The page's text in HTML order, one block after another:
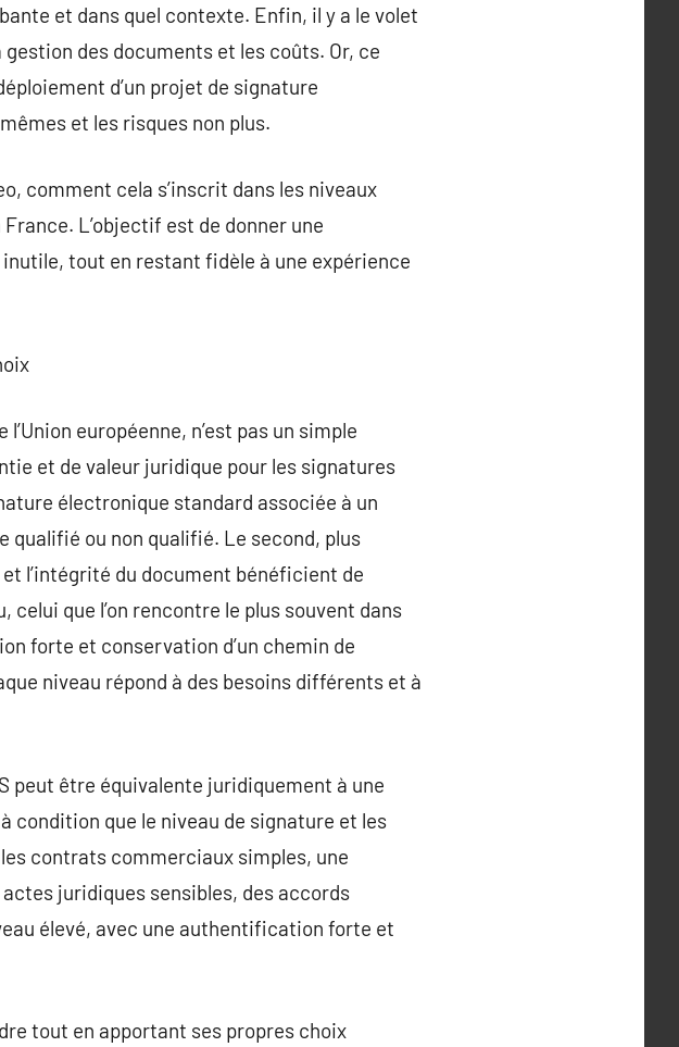
et dans quel contexte. Enfin, il y a le volet
des documents et les coûts. Or, ce
d’un projet de signature
et les risques non plus.
comment cela s’inscrit dans les niveaux
L’objectif est de donner une
tout en restant fidèle à une expérience
européenne, n’est pas un simple
et de valeur juridique pour les signatures
électronique standard associée à un
ou non qualifié. Le second, plus
l’intégrité du document bénéficient de
que l’on rencontre le plus souvent dans
forte et conservation d’un chemin de
niveau répond à des besoins différents et à
peut être équivalente juridiquement à une
condition que le niveau de signature et les
contrats commerciaux simples, une
juridiques sensibles, des accords
élevé, avec une authentification forte et
tout en apportant ses propres choix